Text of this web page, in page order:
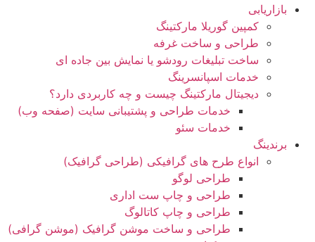
بازاریابی
کمپین گوریلا مارکتینگ
طراحی و ساخت غرفه
ساخت تبلیغات رودشو یا نمایش بین جاده ای
خدمات اسپانسرینگ
دیجیتال مارکتینگ چیست و چه کاربردی دارد؟
خدمات طراحی و پشتیبانی سایت (صفحه وب)
خدمات سئو
برندینگ
انواع طرح های گرافیکی (طراحی گرافیک)
طراحی لوگو
طراحی و چاپ ست اداری
طراحی و چاپ کاتالوگ
طراحی و ساخت موشن گرافیک (موشن گرافی)